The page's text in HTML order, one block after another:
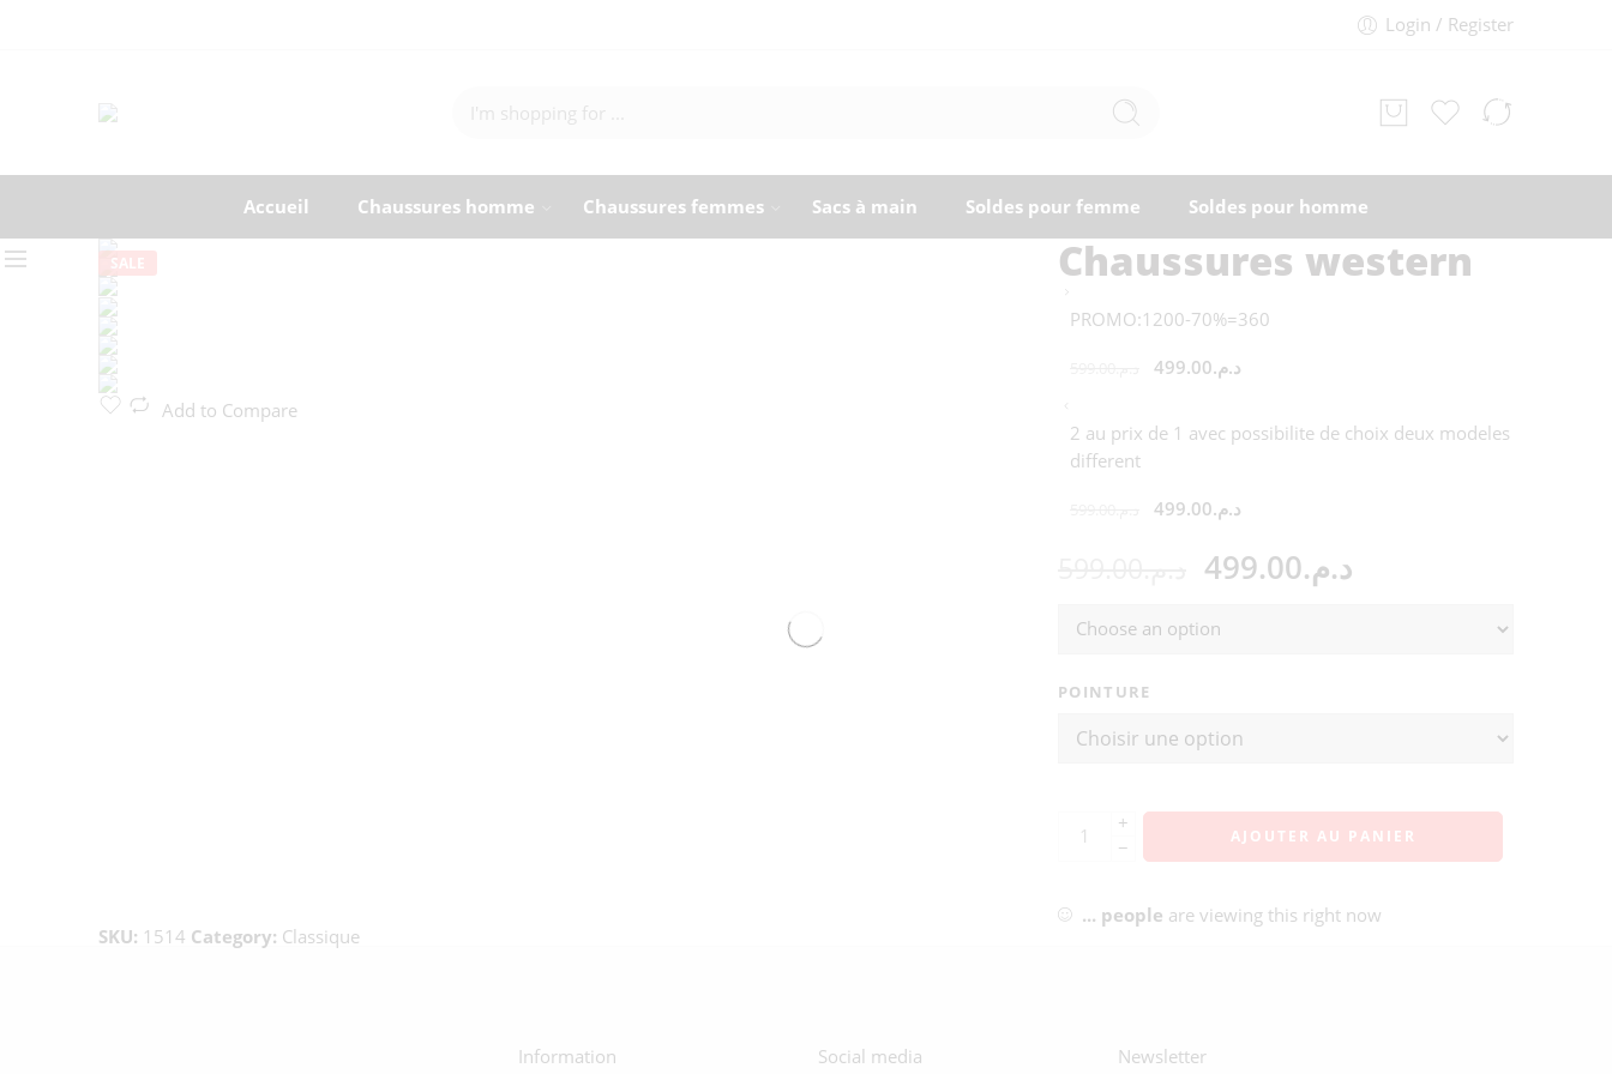
Login / Register
Accueil Chaussures homme Chaussures femmes Sacs à main Soldes pour femme Soldes pour homme
SALE
Add to Compare
Chaussures western
PROMO:1200-70%=360
د.م.499.00
2 au prix de 1 avec possibilite de choix deux modeles
different
د.م.499.00
د.م.499.00
POINTURE
+
−
AJOUTER AU PANIER
... people are viewing this right now
SKU: 1514 Category: Classique
Information Social media
Newsletter